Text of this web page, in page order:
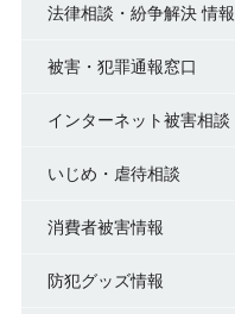
法律相談・紛争解決 情報
被害・犯罪通報窓口
インターネット被害相談
いじめ・虐待相談
消費者被害情報
防犯グッズ情報